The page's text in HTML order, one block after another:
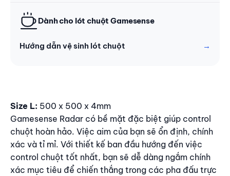
Dành cho lót chuột Gamesense
Hướng dẫn vệ sinh lót chuột
Nội dung
Size L: 500 x 500 x 4mm
Gamesense Radar có bề mặt đặc biệt giúp control
chuột hoàn hảo. Việc aim của bạn sẽ ổn định, chính
xác và tỉ mỉ. Với thiết kế ban đầu hướng đến việc
control chuột tốt nhất, bạn sẽ dễ dàng ngắm chính
xác mục tiêu để chiến thắng trong các pha đấu trực